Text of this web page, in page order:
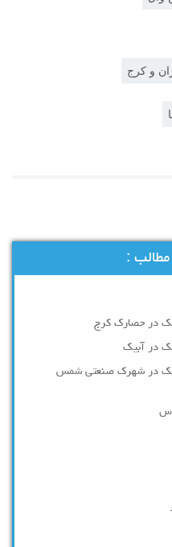
و کرج
:
در حصارک کرج
در آبیک
در شهرک صنعتی شمس